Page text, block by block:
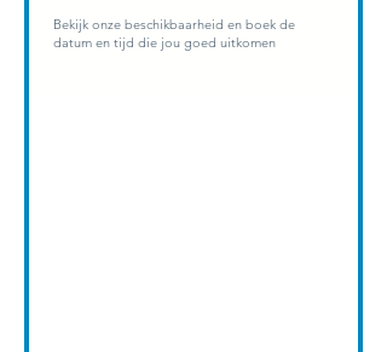
Bekijk onze beschikbaarheid en boek de
datum en tijd die jou goed uitkomen